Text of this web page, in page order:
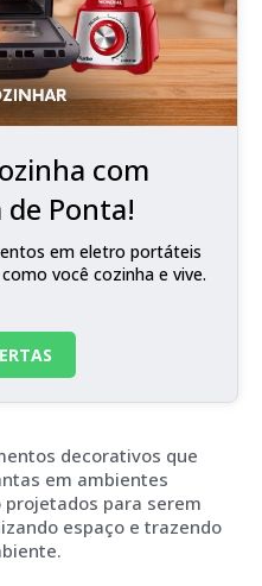
com
Ponta!
em eletro portáteis
você cozinha e vive.
decorativos que
em ambientes
projetados para serem
espaço e trazendo